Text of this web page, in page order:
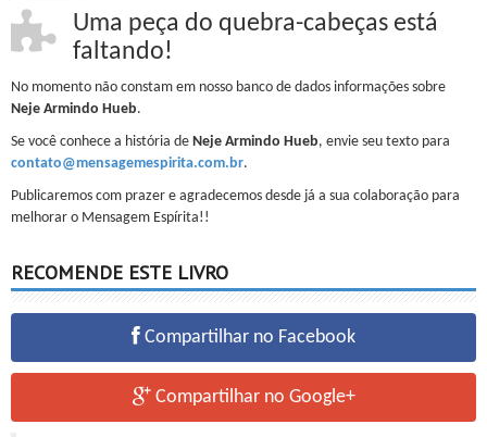
Uma peça do quebra-cabeças está
faltando!
No momento não constam em nosso banco de dados informações sobre
Neje Armindo Hueb.
Se você conhece a história de Neje Armindo Hueb, envie seu texto para
contato@mensagemespirita.com.br.
Publicaremos com prazer e agradecemos desde já a sua colaboração para
melhorar o Mensagem Espírita!!
RECOMENDE ESTE LIVRO
Compartilhar no Facebook
Compartilhar no Google+